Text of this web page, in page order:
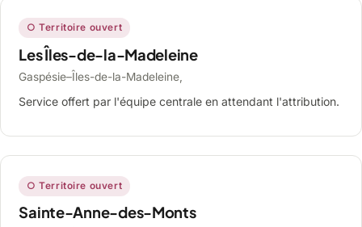
○ Territoire ouvert
Les Îles-de-la-Madeleine
Gaspésie–Îles-de-la-Madeleine,
Service offert par l'équipe centrale en attendant l'attribution.
○ Territoire ouvert
Sainte-Anne-des-Monts